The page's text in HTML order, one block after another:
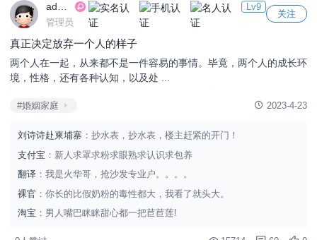
Lv9
管理员
关注
真正决定放弃一个人的样子
两个人在一起，从来都不是一件容易的事情。毕竟，两个人的成长环
境，性格，还有各种认知，以及处 ...
#婚姻家庭 2023-4-23
刘诗诗赴柬埔寨 ：抄水表，抄水表，楼主赶紧的开门！
支付宝 ：新人求罩求粉求眼熟求认识求包养
翻译 ：我是火华哥，抢沙发专业户。。。。
裸官 ：你长的比假奶粉的毒性都大，我看了就头大。
淘宝 ：男人嘴巴眯眯甜心都一把苣苣莲!